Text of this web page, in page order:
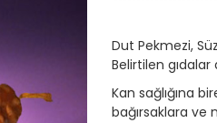
Dut Pekmezi,
Belirtilen gıdalar
Kan sağlığına
bağırsaklara ve